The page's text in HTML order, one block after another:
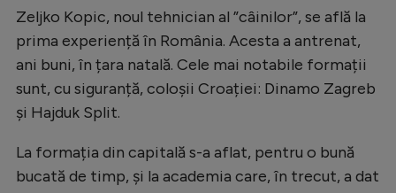
Zeljko Kopic, noul tehnician al ”câinilor”, se află la
prima experiență în România. Acesta a antrenat,
ani buni, în țara natală. Cele mai notabile formații
sunt, cu siguranță, coloșii Croației: Dinamo Zagreb
și Hajduk Split.
La formația din capitală s-a aflat, pentru o bună
bucată de timp, și la academia care, în trecut, a dat